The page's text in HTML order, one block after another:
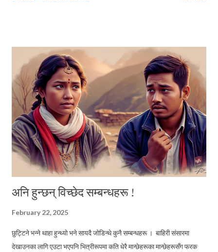
गजल या गानाको धुनलाई पार्श्व संगीतमा राखेर मदिरा पिइरहेकी थियौ होला ।
एक्लोपनका बारेमा हामीले लामै कुराकानी गरेपछि हाम्रो संवादको उत्तरार्द्वतिर तिमीले
पठाएको उक्त भिडियोले मलाई मेरो एक मित्रको सम्झना दिलाएथ्यो । त्यो मित्र जसले
प्रत्येक पल्ट रक्सीले मातेका...
अनि हुन्छन् विच्छेद सम्बन्धहरू !
February 22, 2025
छुट्टिने भन्ने थाहा हुन्थ्यो भने सायदै जोडिन्थे कुनै सम्बन्धहरू । बाहिरी संसारमा
देखाउनका लागि एउटा भएपनि भित्रीरूपमा कति धेरै मान्छेहरूका मान्छेहरूसँग फरक